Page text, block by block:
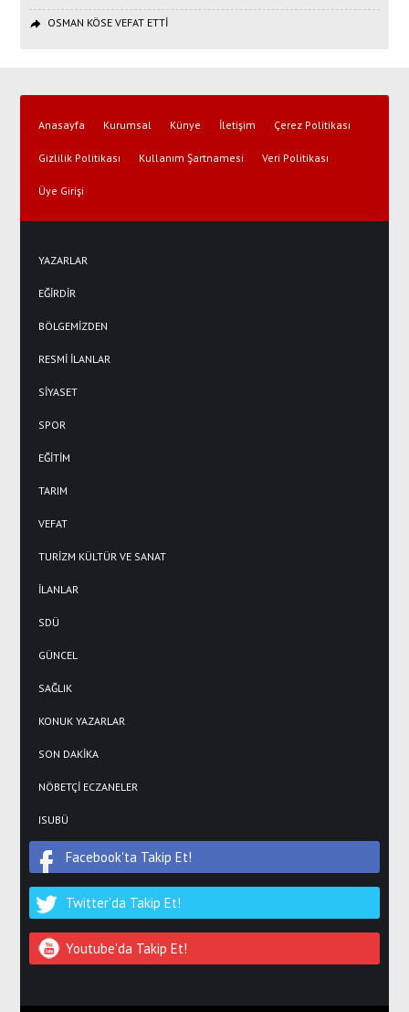
OSMAN KÖSE VEFAT ETTİ
Anasayfa Kurumsal Künye İletişim Çerez Politikası
Gizlilik Politikası Kullanım Şartnamesi Veri Politikası
Üye Girişi
YAZARLAR
EĞİRDİR
BÖLGEMİZDEN
RESMİ İLANLAR
SİYASET
SPOR
EĞİTİM
TARIM
VEFAT
TURİZM KÜLTÜR VE SANAT
İLANLAR
SDÜ
GÜNCEL
SAĞLIK
KONUK YAZARLAR
SON DAKİKA
NÖBETÇİ ECZANELER
ISUBÜ
Facebook'ta Takip Et!
Twitter'da Takip Et!
Youtube'da Takip Et!